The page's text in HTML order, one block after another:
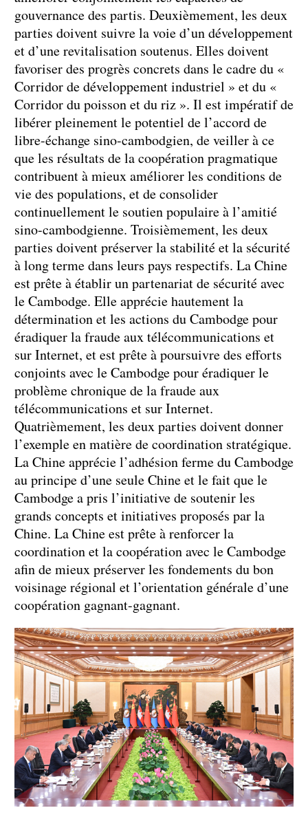
gouvernance des partis. Deuxièmement, les deux
parties doivent suivre la voie d’un développement
et d’une revitalisation soutenus. Elles doivent
favoriser des progrès concrets dans le cadre du «
Corridor de développement industriel » et du «
Corridor du poisson et du riz ». Il est impératif de
libérer pleinement le potentiel de l’accord de
libre-échange sino-cambodgien, de veiller à ce
que les résultats de la coopération pragmatique
contribuent à mieux améliorer les conditions de
vie des populations, et de consolider
continuellement le soutien populaire à l’amitié
sino-cambodgienne. Troisièmement, les deux
parties doivent préserver la stabilité et la sécurité
à long terme dans leurs pays respectifs. La Chine
est prête à établir un partenariat de sécurité avec
le Cambodge. Elle apprécie hautement la
détermination et les actions du Cambodge pour
éradiquer la fraude aux télécommunications et
sur Internet, et est prête à poursuivre des efforts
conjoints avec le Cambodge pour éradiquer le
problème chronique de la fraude aux
télécommunications et sur Internet.
Quatrièmement, les deux parties doivent donner
l’exemple en matière de coordination stratégique.
La Chine apprécie l’adhésion ferme du Cambodge
au principe d’une seule Chine et le fait que le
Cambodge a pris l’initiative de soutenir les
grands concepts et initiatives proposés par la
Chine. La Chine est prête à renforcer la
coordination et la coopération avec le Cambodge
afin de mieux préserver les fondements du bon
voisinage régional et l’orientation générale d’une
coopération gagnant-gagnant.